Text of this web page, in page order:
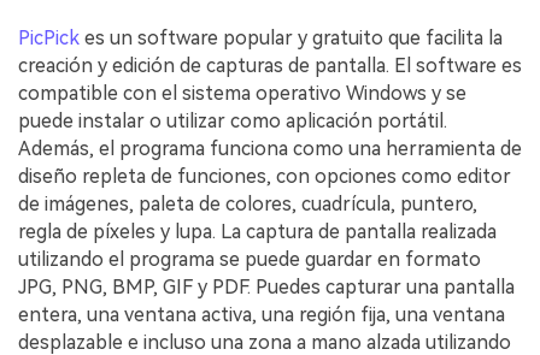
PicPick es un software popular y gratuito que facilita la
creación y edición de capturas de pantalla. El software es
compatible con el sistema operativo Windows y se
puede instalar o utilizar como aplicación portátil.
Además, el programa funciona como una herramienta de
diseño repleta de funciones, con opciones como editor
de imágenes, paleta de colores, cuadrícula, puntero,
regla de píxeles y lupa. La captura de pantalla realizada
utilizando el programa se puede guardar en formato
JPG, PNG, BMP, GIF y PDF. Puedes capturar una pantalla
entera, una ventana activa, una región fija, una ventana
desplazable e incluso una zona a mano alzada utilizando